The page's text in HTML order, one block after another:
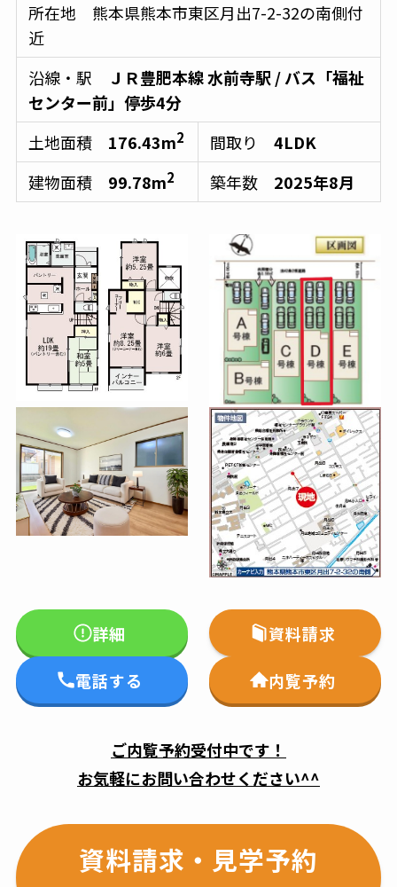
所在地 熊本県熊本市東区月出7-2-32の南側付
近
沿線・駅
ＪＲ豊肥本線水前寺駅/ バス 「福祉
センター前」停歩4分
土地面積 176.43m2 間取り4LDK
建物面積 99.78m2 築年数 2025年8月
詳細 資料請求
電話する 内覧予約
ご内覧予約受付中です！
お気軽にお問い合わせください^^
資料請求・見学予約